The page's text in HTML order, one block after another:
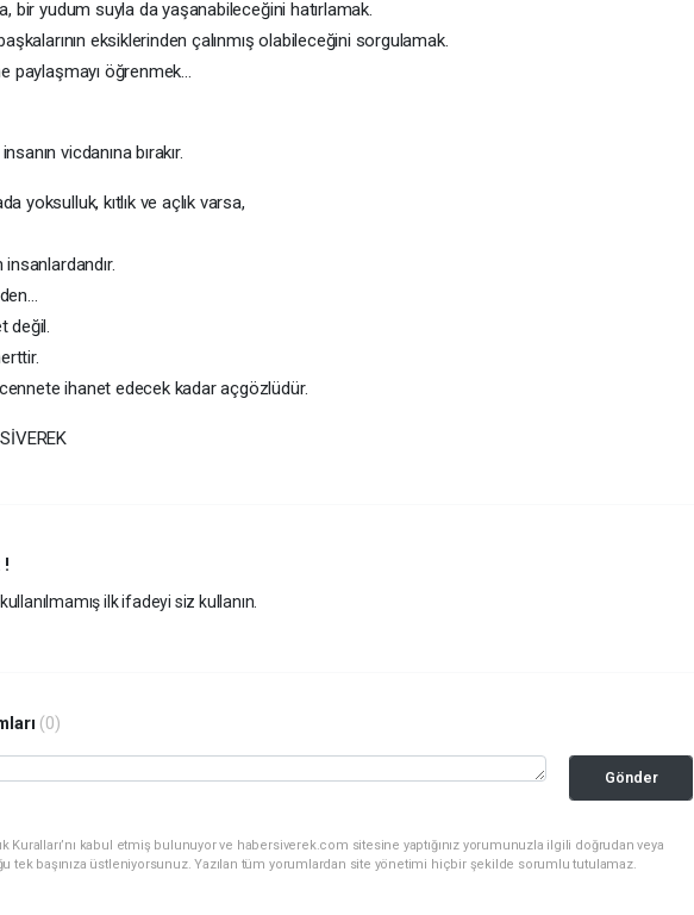
bir yudum suyla da yaşanabileceğini hatırlamak.
eksiklerinden çalınmış olabileceğini sorgulamak.
paylaşmayı öğrenmek…
vicdanına bırakır.
yoksulluk, kıtlık ve açlık varsa,
değil.
ihanet edecek kadar açgözlüdür.
!
ilk ifadeyi siz kullanın.
(0)
Gönder
Kuralları’nı kabul etmiş bulunuyor ve habersiverek.com sitesine yaptığınız yorumunuzla ilgili doğrudan veya
tek başınıza üstleniyorsunuz. Yazılan tüm yorumlardan site yönetimi hiçbir şekilde sorumlu tutulamaz.